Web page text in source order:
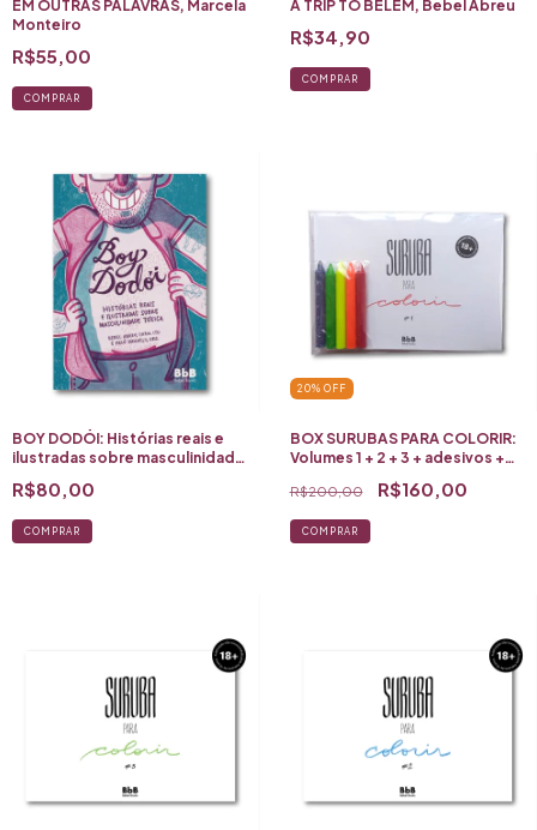
EM OUTRAS PALAVRAS, Marcela
Monteiro
R$55,00
COMPRAR
A TRIP TO BELÉM, Bebel Abreu
R$34,90
BOY DODÓI: Histórias reais e
ilustradas sobre masculinidade
tóxica
R$80,00
COMPRAR
20% OFF
BOX SURUBAS PARA COLORIR:
Volumes 1 + 2 + 3 + adesivos +
giz de cera neon
R$200,00 R$160,00